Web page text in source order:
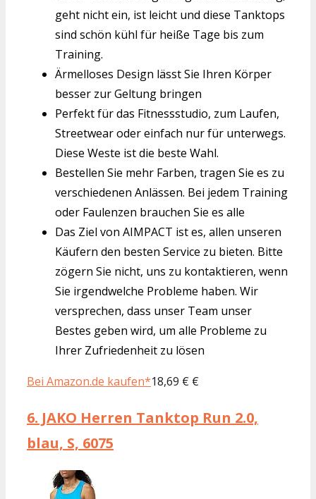
geht nicht ein, ist leicht und diese Tanktops
sind schön kühl für heiße Tage bis zum
Training.
Ärmelloses Design lässt Sie Ihren Körper
besser zur Geltung bringen
Perfekt für das Fitnessstudio, zum Laufen,
Streetwear oder einfach nur für unterwegs.
Diese Weste ist die beste Wahl.
Bestellen Sie mehr Farben, tragen Sie es zu
verschiedenen Anlässen. Bei jedem Training
oder Faulenzen brauchen Sie es alle
Das Ziel von AIMPACT ist es, allen unseren
Käufern den besten Service zu bieten. Bitte
zögern Sie nicht, uns zu kontaktieren, wenn
Sie irgendwelche Probleme haben. Wir
versprechen, dass unser Team unser
Bestes geben wird, um alle Probleme zu
Ihrer Zufriedenheit zu lösen
Bei Amazon.de kaufen*18,69 € €
6. JAKO Herren Tanktop Run 2.0,
blau, S, 6075